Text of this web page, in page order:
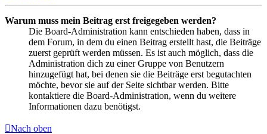
Warum muss mein Beitrag erst freigegeben werden?
Die Board-Administration kann entschieden haben, dass in
dem Forum, in dem du einen Beitrag erstellt hast, die Beiträge
zuerst geprüft werden müssen. Es ist auch möglich, dass die
Administration dich zu einer Gruppe von Benutzern
hinzugefügt hat, bei denen sie die Beiträge erst begutachten
möchte, bevor sie auf der Seite sichtbar werden. Bitte
kontaktiere die Board-Administration, wenn du weitere
Informationen dazu benötigst.
Nach oben